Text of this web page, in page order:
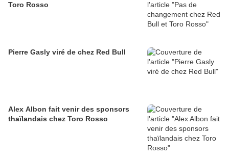
Toro Rosso
Pierre Gasly viré de chez Red Bull
Alex Albon fait venir des sponsors
thaïlandais chez Toro Rosso